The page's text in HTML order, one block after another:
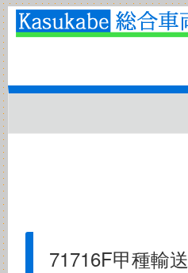
71716F甲種輸送